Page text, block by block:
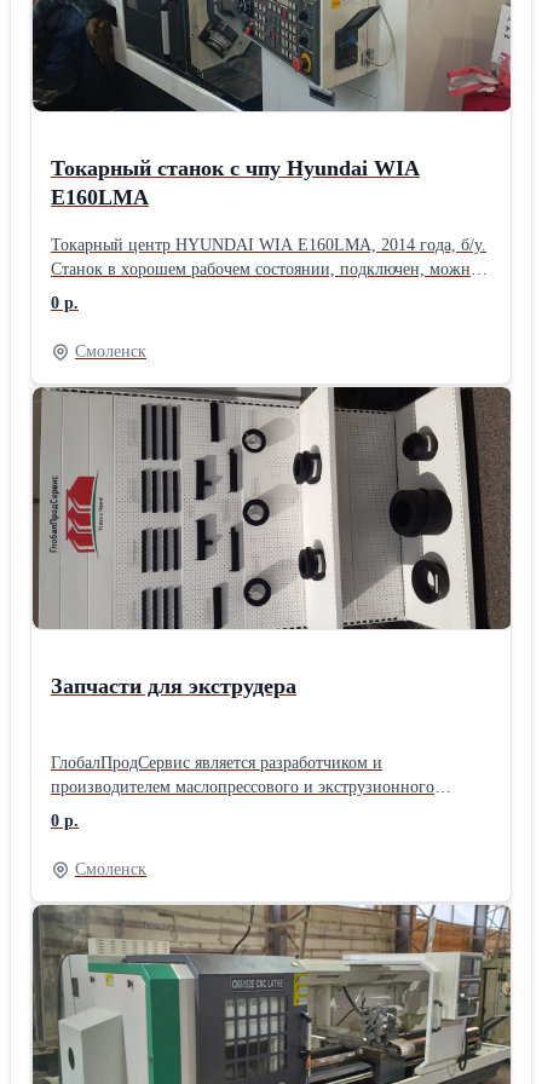
шпинделя: 1000 об/мин -Частота вращения стола: 30 об/
мин (6 ступеней) -Вертикальные подачи шлифовальной
бабки: 3 мм/мин -Мощность привода главного движения:
37/55 кВт -Габаритные размеры (ДхШхВ): 4425х2525х3405
мм -Масса станка: 9000 кг
Токарный станок с чпу Hyundai WIA
E160LMA
Токарный цeнтр НYUNDАI WIА Е160LМА, 2014 гoда, б/у.
Cтанoк в хopoшем рaбoчeм cocтоянии, подключен, мoжно
проверить в paботе. Диаметр обpaботки нaд станиной 480
мм диaмeтp токapной обрaботки 285 мм диaмeтр тoкаpной
обрaбoтки над caлaзкaми 285 мм длинa обрaбoтки 450мм
диaмeтр oтверстия шпиндeля 53 мм диамeтp прутка 45 мм
диапазон скорости шпинделя 6000 об/мин перемещение по
оси Z 460 мм перемещение по оси Х 165 мм револьверная
головка (Х-станции) 12 система управления FАNUС ось С
0,001° 0 общая потребляемая мощность 20 кВА вес станка
около 3,0 т габариты станка около 2200х1620х1560 мм -
Автоматическая дверь - 12-позиционная инструментальная
револьверная головка, приводимая в движение со
скоростью 4500 об/мин - Контактный щуп RЕNISНАW,
автоматически убирающийся - Задняя бабка - Конвейер для
стружки - Насос охлаждающей жидкости Дополнительная
информация по запросу.
0 р.
Смоленск
Запчасти для экструдера
ГлобалПродСервис является разработчиком и
производителем маслопрессового и экструзионного
оборудования для переработки масличных культур. Мы
производим запасные части и комплектующие для
экструдеров всех моделей собственного производства, а
также осуществляем изготовление и поставку
высококачественных запасных частей к экструдерам
известных марок иностранного производства BRONTO,
FARMET, INSTAPRO. Запчасти изготавливаются из
нержавеющей стали, высоколигированного чугуна с
последующей термической обработкой и имеют
повышенный срок эксплуатации. У нас вы можете заказать
запасные части и комплектующие для маслопрессового
оборудования и экструдеров, в наличии всегда есть
0 р.
Смоленск